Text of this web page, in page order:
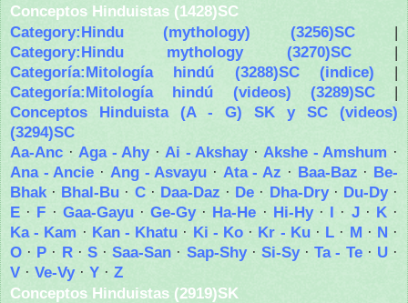
Conceptos Hinduistas (1428)SC
Category:Hindu (mythology) (3256)SC|
Category:Hindu mythology (3270)SC|
Categoría:Mitología hindú (3288)SC (indice) |
Categoría:Mitología hindú (videos) (3289)SC|
Conceptos Hinduista (A - G) SK y SC (videos)
(3294)SC
Aa-Anc · Aga - Ahy· Ai - Akshay· Akshe - Amshum ·
Ana - Ancie · Ang - Asvayu · Ata - Az · Baa-Baz · Be-
Bhak · Bhal-Bu · C· Daa-Daz · De · Dha-Dry· Du-Dy ·
E · F · Gaa-Gayu·Ge-Gy· Ha-He · Hi-Hy· I · J· K·
Ka - Kam · Kan - Khatu · Ki - Ko· Kr - Ku· L · M · N·
O · P · R· S·Saa-San · Sap-Shy· Si-Sy·Ta - Te· U·
V · Ve-Vy· Y · Z
Conceptos Hinduistas (2919)SK